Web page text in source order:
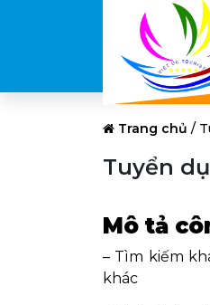
Trang chủ /
Tuyển
Mô tả
– Tìm kiếm
khác